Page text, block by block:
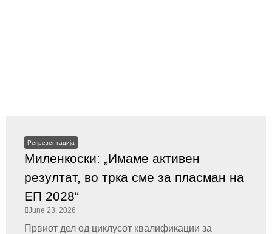
Репрезентација
Миленкоски: „Имаме активен
резултат, во трка сме за пласман на
ЕП 2028“
June 23, 2026
Првиот дел од циклусот квалификации за